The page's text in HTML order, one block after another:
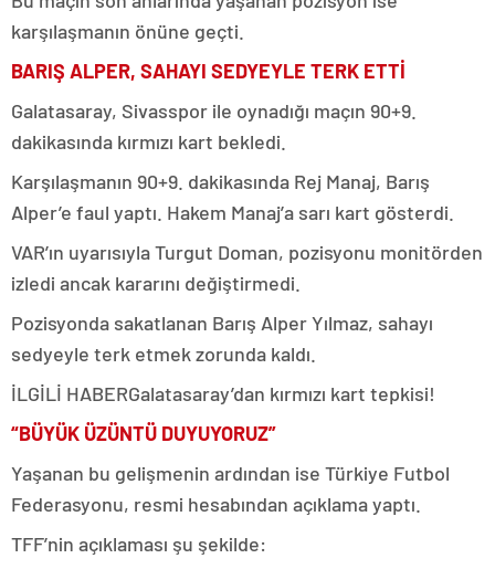
karşılaşmanın önüne geçti.
BARIŞ ALPER, SAHAYI SEDYEYLE TERK ETTİ
Galatasaray, Sivasspor ile oynadığı maçın 90+9.
dakikasında kırmızı kart bekledi.
Karşılaşmanın 90+9. dakikasında Rej Manaj, Barış
Alper’e faul yaptı. Hakem Manaj’a sarı kart gösterdi.
VAR’ın uyarısıyla Turgut Doman, pozisyonu monitörden
izledi ancak kararını değiştirmedi.
Pozisyonda sakatlanan Barış Alper Yılmaz, sahayı
sedyeyle terk etmek zorunda kaldı.
İLGİLİ HABERGalatasaray’dan kırmızı kart tepkisi!
“BÜYÜK ÜZÜNTÜ DUYUYORUZ”
Yaşanan bu gelişmenin ardından ise Türkiye Futbol
Federasyonu, resmi hesabından açıklama yaptı.
TFF’nin açıklaması şu şekilde: